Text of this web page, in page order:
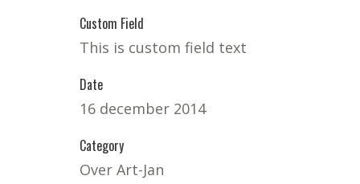
Custom Field
This is custom field text
Date
16 december 2014
Category
Over Art-Jan